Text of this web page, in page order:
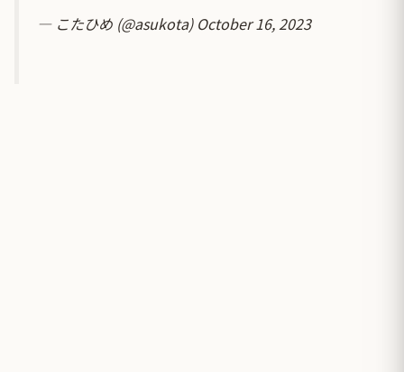
— こたひめ (@asukota) October 16, 2023